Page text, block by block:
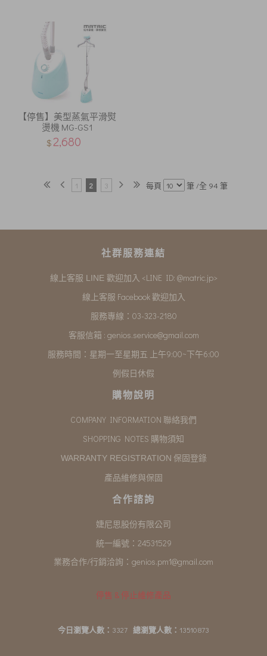
【停售】美型蒸氣平滑熨
燙機 MG-GS1
$ 2,680
1 2 3 每頁 筆 /全 94 筆
社群服務連結
線上客服 LINE 歡迎加入 <LINE ID: @matric.jp>
線上客服 Facebook 歡迎加入
服務專線：03-323-2180
客服信箱 : genios.service@gmail.com
服務時間：星期一至星期五 上午9:00~下午6:00
例假日休假
購物說明
COMPANY INFORMATION 聯絡我們
SHOPPING NOTES 購物須知
WARRANTY REGISTRATION 保固登錄
產品維修與保固
合作諮詢
婕尼思股份有限公司
統一編號：24531529
業務合作/行銷洽詢： genios.pm1@gmail.com
停售 & 停止維修產品
今日瀏覽人數： 3327 總瀏覽人數： 13510873